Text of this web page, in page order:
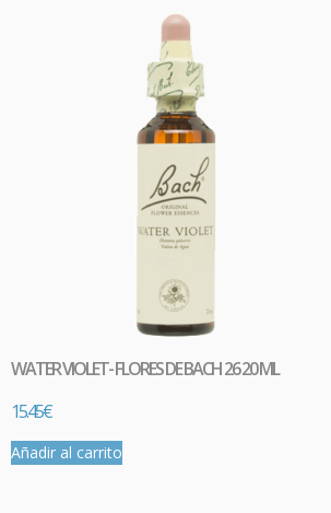
WATER VIOLET- FLORES DE BACH 26 20 ML
15.45€
Añadir al carrito